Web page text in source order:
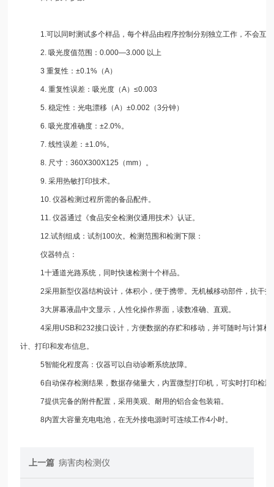
1.可以同时测试多个样品，每个样品由程序控制分别独立工作，不会互
2. 吸光度值范围：0.000—3.000 以上
3 重复性：±0.1%（A）
4. 重复性误差：吸光度（A）≤0.003
5. 稳定性：光电漂移（A）±0.002（3分钟）
6. 吸光度准确度：±2.0%。
7. 线性误差：±1.0%。
8. 尺寸：360X300X125（mm）。
9. 采用热敏打印技术。
10. 仪器检测过程所需的备品配件。
11. 仪器通过《食品安全检测仪通用技术》认证。
12.试剂组成：试剂100次。检测范围和检测下限：
仪器特点：
1十通道光路系统，同时快速检测十个样品。
2采用新型仪器结构设计，体积小，便于携带。无机械移动部件，抗干扰
3大屏幕液晶中文显示，人性化操作界面，读数准确、直观。
4采用USB和232接口设计，方便数据的存贮和移动，并可随时与计算机
计、打印和发布信息。
5智能化程度高：仪器可以自动诊断系统故障。
6自动保存检测结果，数据存储量大，内置微型打印机，可实时打印检测
7提供完备的附件配置，采用美观、耐用的铝合金包装箱。
8内置大容量充电电池，在无外接电源时可连续工作4小时。
上一篇 病害肉检测仪